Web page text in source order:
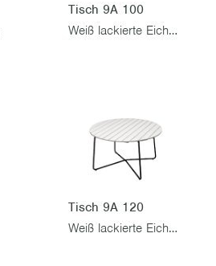
Tisch 9A 100
Weiß lackierte Eiche mit schwarzem Gestell
Tisch 9A 120
Weiß lackierte Eiche mit schwarzem Gestell